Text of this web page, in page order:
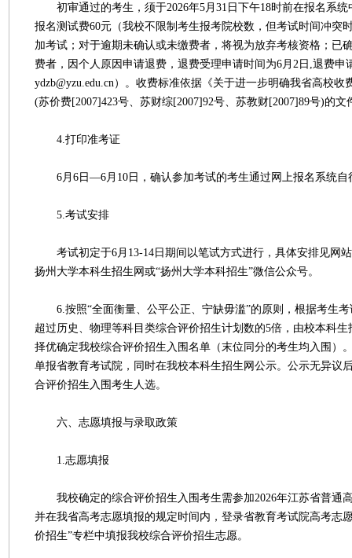
初审通过的考生，须于2026年5月31日下午18时前在报名系统
报名测试费60元（我校不限制考生报考院校数，但考试时间冲突
加考试；对于逾期未确认或未缴费者，将视为放弃考核资格；已
费者，因个人原因申请退费，退费受理申请时间为6月2日,退费申
ydzb@yzu.edu.cn）。收费标准依据《关于进一步明确我省高校收
(苏价费[2007]423号、苏财综[2007]92号、苏教财[2007]89号)的文
4.打印准考证
6月6日—6月10日，确认参加考试的考生通过网上报名系统自
5.考试安排
考试初定于6月13-14日期间以笔试方式进行，具体安排见网
扬州大学本科生招生网或“扬州大学本科招生”微信公众号。
6.按照“全面衡量、公平公正、宁缺毋滥”的原则，根据考生考
超过历史、物理等科目类综合评价招生计划数的5倍，由校本科
择优确定我校综合评价招生入围名单（末位同分的考生均入围）
单报省教育考试院，同时在我校本科生招生网公示。公示无异议
合评价招生入围考生人选。
六、志愿填报与录取政策
1.志愿填报
我校确定的综合评价招生入围考生需参加2026年江苏省普通
并在我省高考志愿填报的规定时间内，登录省教育考试院高考志
价招生”专栏中填报我校综合评价招生志愿。